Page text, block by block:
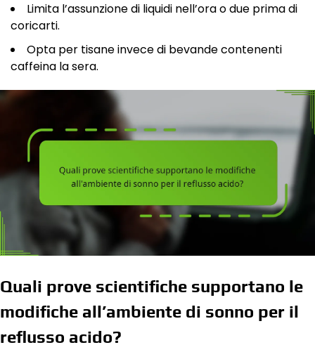
Limita l’assunzione di liquidi nell’ora o due prima di
coricarti.
Opta per tisane invece di bevande contenenti
caffeina la sera.
Quali prove scientifiche supportano le
modifiche all’ambiente di sonno per il
reflusso acido?